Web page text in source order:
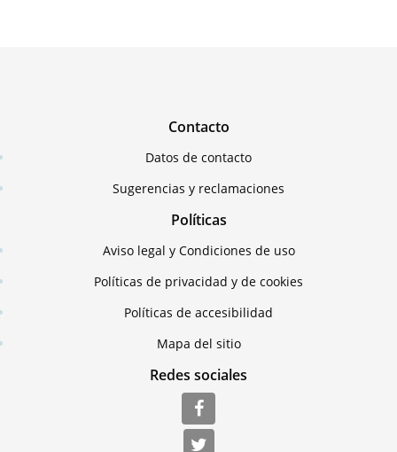
Contacto
Datos de contacto
Sugerencias y reclamaciones
Políticas
Aviso legal y Condiciones de uso
Políticas de privacidad y de cookies
Políticas de accesibilidad
Mapa del sitio
Redes sociales